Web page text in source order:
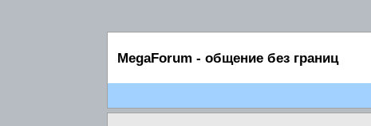
MegaForum - общение без границ